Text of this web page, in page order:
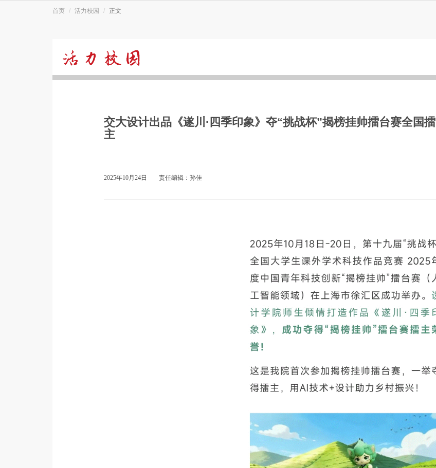
首页 活力校园 正文
活
校
交大设计出品《遂川·四季印象》夺“挑战杯”揭榜挂帅擂台赛全国擂
主
2025年10月24日 责任编辑：孙佳